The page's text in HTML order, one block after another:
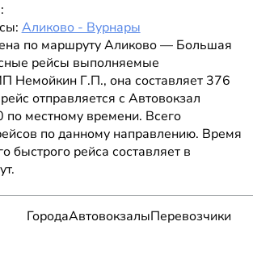
Аликово - Вурнары
по маршруту Аликово — Большая
рейсы выполняемые
Немойкин Г.П., она составляет 376
отправляется с Автовокзал
местному времени. Всего
по данному направлению. Время
быстрого рейса составляет в
ГородаАвтовокзалыПеревозчики